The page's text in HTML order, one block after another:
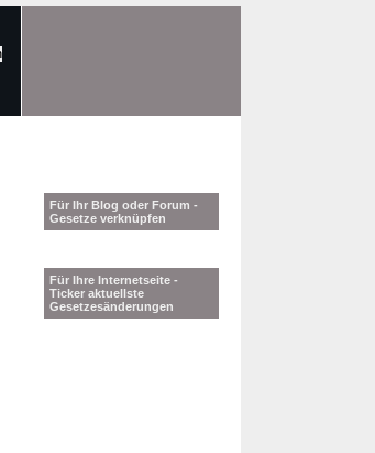
Für Ihr Blog oder Forum -
Gesetze verknüpfen
Für Ihre Internetseite -
Ticker aktuellste
Gesetzesänderungen